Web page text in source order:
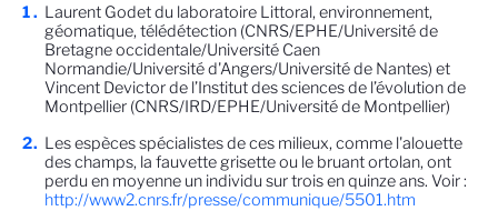
Laurent Godet du laboratoire Littoral, environnement,
géomatique, télédétection (CNRS/EPHE/Université de
Bretagne occidentale/Université Caen
Normandie/Université d'Angers/Université de Nantes) et
Vincent Devictor de l’Institut des sciences de l’évolution de
Montpellier (CNRS/IRD/EPHE/Université de Montpellier)
Les espèces spécialistes de ces milieux, comme l'alouette
des champs, la fauvette grisette ou le bruant ortolan, ont
perdu en moyenne un individu sur trois en quinze ans. Voir :
http://www2.cnrs.fr/presse/communique/5501.htm